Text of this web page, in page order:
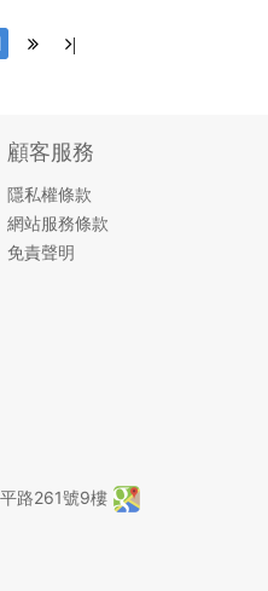
|
顧客服務
隱私權條款
網站服務條款
免責聲明
路261號9樓